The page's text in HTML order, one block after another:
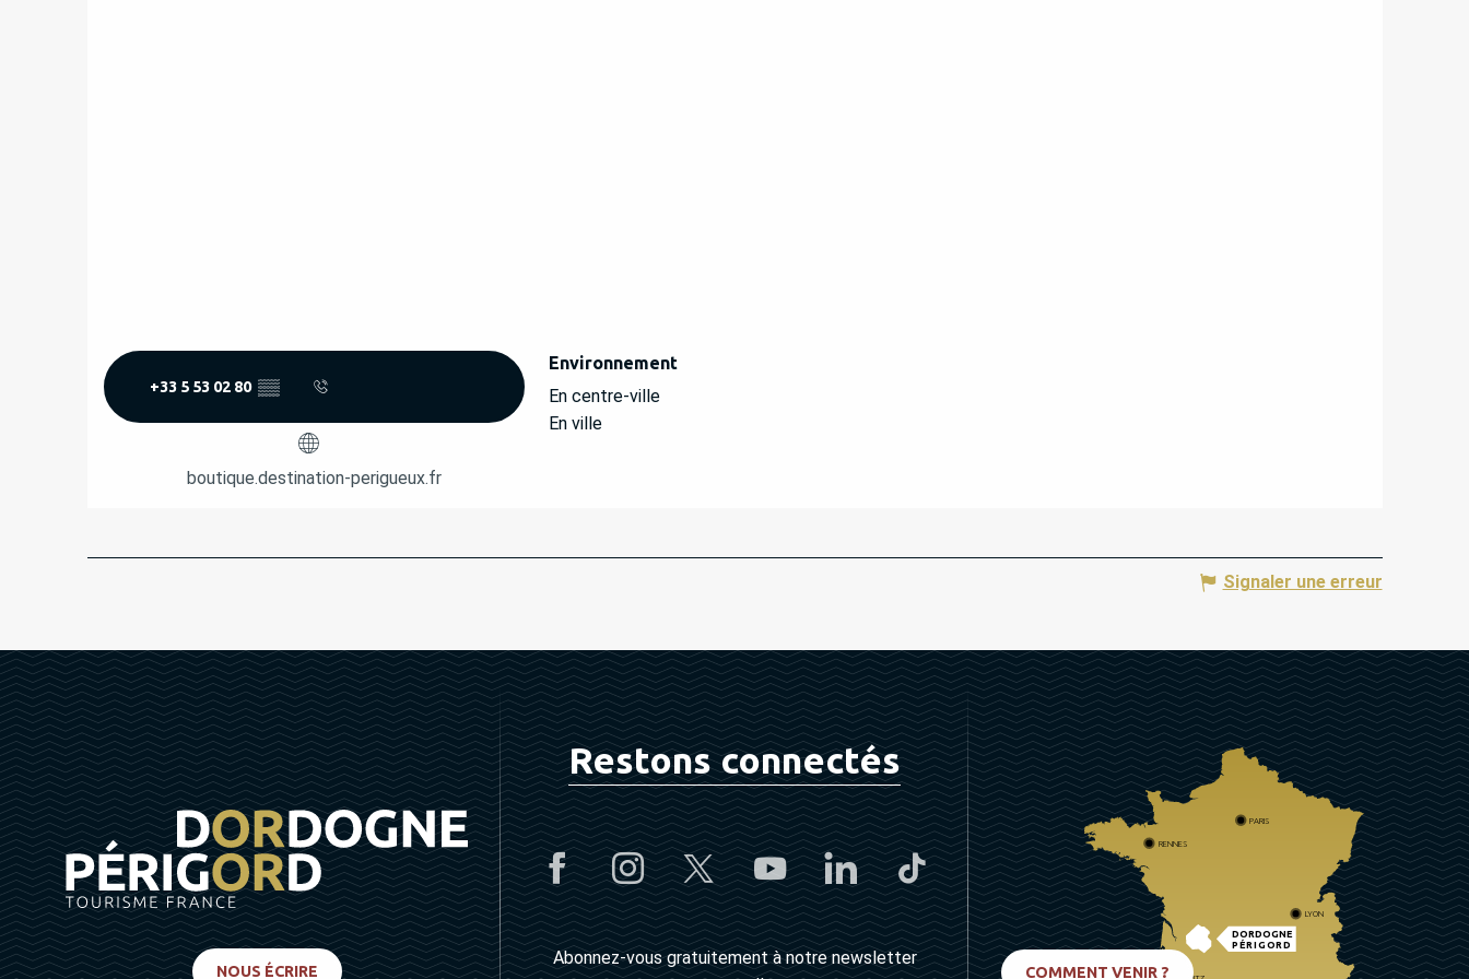
+33 5 53 02 80 ▒▒
boutique.destination-perigueux.fr
Environnement
Environnement
En centre-ville
En ville
Signaler une erreur
NOUS ÉCRIRE
Restons connectés
Abonnez-vous gratuitement à notre newsletter
DORDOGNE
PÉRIGORD
PARIS
RENNES
LYON
COMMENT VENIR ?